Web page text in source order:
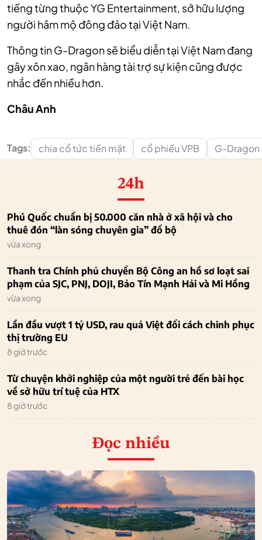
tiếng từng thuộc YG Entertainment, sở hữu lượng
người hâm mộ đông đảo tại Việt Nam.
Thông tin G-Dragon sẽ biểu diễn tại Việt Nam đang
gây xôn xao, ngân hàng tài trợ sự kiện cũng được
nhắc đến nhiều hơn.
Châu Anh
Tags: chia cổ tức tiền mặt cổ phiếu VPB G-Dragon
24h
Phú Quốc chuẩn bị 50.000 căn nhà ở xã hội và cho
thuê đón “làn sóng chuyên gia” đổ bộ
vừa xong
Thanh tra Chính phủ chuyển Bộ Công an hồ sơ loạt sai
phạm của SJC, PNJ, DOJI, Bảo Tín Mạnh Hải và Mi Hồng
vừa xong
Lần đầu vượt 1 tỷ USD, rau quả Việt đổi cách chinh phục
thị trường EU
8 giờ trước
Từ chuyện khởi nghiệp của một người trẻ đến bài học
về sở hữu trí tuệ của HTX
8 giờ trước
Đọc nhiều